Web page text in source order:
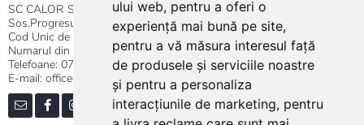
ului web, pentru a oferi o
experiență mai bună pe site,
pentru a vă măsura interesul față
de produsele și serviciile noastre
și pentru a personaliza
interacțiunile de marketing, pentru
SC CALOR SRL
Sos.Progresului nr.30-40, Sector 5, Bucuresti
Cod Unic de Inregistrare: RO 3004724
Numarul din Registrul Comertului:J40/13176/1991
Telefoane: 0737.23.44.44|021.411.44.44
E-mail: office@calor.ro